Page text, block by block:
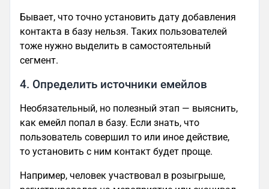
Бывает, что точно установить дату добавления
контакта в базу нельзя. Таких пользователей
тоже нужно выделить в самостоятельный
сегмент.
4. Определить источники емейлов
Необязательный, но полезный этап — выяснить,
как емейл попал в базу. Если знать, что
пользователь совершил то или иное действие,
то установить с ним контакт будет проще.
Например, человек участвовал в розыгрыше,